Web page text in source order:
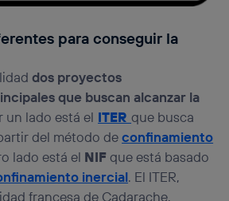
para conseguir la
dos proyectos
que buscan alcanzar la
un lado está el ITERque busca
del método deconfinamiento
lado está el NIFque está basado
inercial. El ITER,
francesa de Cadarache,
consentimientos Utiq seleccionando
privacidad de Utiq
de Utiq